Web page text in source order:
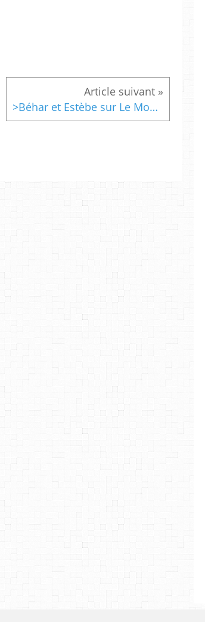
>Béhar et Estèbe sur Le Monde.fr: le projet du Grand Paris n’est pas métropolitain.Excellent!